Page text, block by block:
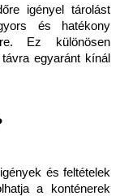
igényel tárolást
és hatékony
Ez különösen
egyaránt kínál
és feltételek
a konténerek